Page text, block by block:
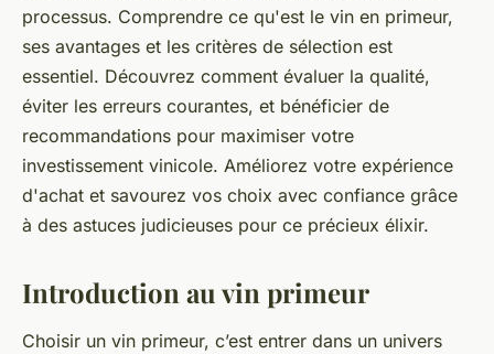
processus. Comprendre ce qu'est le vin en primeur,
ses avantages et les critères de sélection est
essentiel. Découvrez comment évaluer la qualité,
éviter les erreurs courantes, et bénéficier de
recommandations pour maximiser votre
investissement vinicole. Améliorez votre expérience
d'achat et savourez vos choix avec confiance grâce
à des astuces judicieuses pour ce précieux élixir.
Introduction au vin primeur
Choisir un vin primeur, c’est entrer dans un univers